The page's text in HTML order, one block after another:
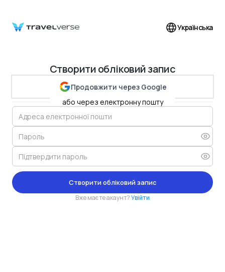
Українська
Створити обліковий запис
Продовжити через Google
або через електронну пошту
Створити обліковий запис
Вже маєте акаунт?Увійти